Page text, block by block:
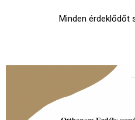
Minden érdeklődőt